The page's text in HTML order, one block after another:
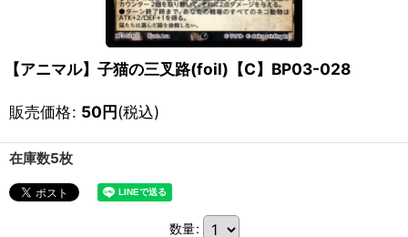
【アニマル】子猫の三叉路(foil)【C】BP03-028
販売価格: 50円(税込)
在庫数5枚
数量: